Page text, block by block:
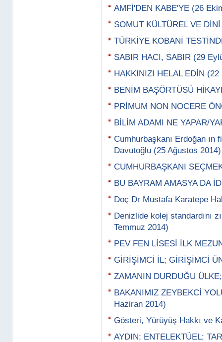
AMFİ'DEN KABE'YE (26
SOMUT KÜLTÜREL VE
TÜRKİYE KOBANİ
SABIR HACI, SABIR (29
HAKKINIZI HELAL EDİN
BENİM BAŞÖRTÜSÜ
PRİMUM NON NOCERE
BİLİM ADAMI NE YAPAR/
Cumhurbaşkanı Erdoğan ın
Davutoğlu (25 Ağustos 2014)
CUMHURBAŞKANI
BU BAYRAM AMASYA DA
Doç Dr Mustafa Karatepe
Denizlide kolej standardını
Temmuz 2014)
PEV FEN LİSESİ İLK
GİRİŞİMCİ İL; GİRİŞİMCİ
ZAMANIN DURDUĞU
BAKANIMIZ ZEYBEKCİ
Haziran 2014)
Gösteri, Yürüyüş Hakkı ve
AYDIN; ENTELEKTÜEL;